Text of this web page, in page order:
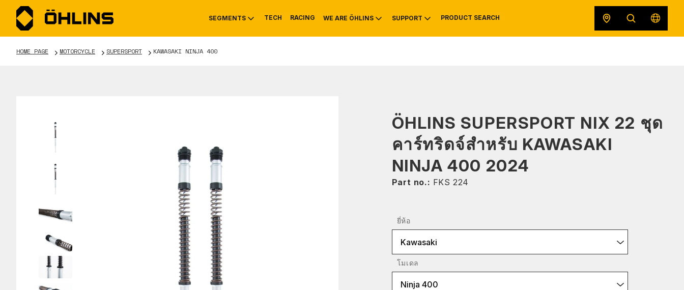
SEGMENTS
MOUNTAIN BIKE
TECH RACING WE ARE ÖHLINS
HISTORY
SUPPORT
SERVICE INFO & RECALLS
PRODUCT SEARCH
HOME PAGE MOTORCYCLE SUPERSPORT KAWASAKI NINJA 400
ÖHLINS SUPERSPORT NIX 22 ชุด
คาร์ทริดจ์สำหรับ KAWASAKI
NINJA 400 2024
Part no.: FKS 224
ยี่ห้อ
Kawasaki
โมเดล
Ninja 400